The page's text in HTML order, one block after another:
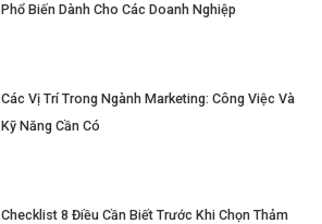
Phổ Biến Dành Cho Các Doanh Nghiệp
Các Vị Trí Trong Ngành Marketing: Công Việc Và
Kỹ Năng Cần Có
Checklist 8 Điều Cần Biết Trước Khi Chọn Thảm